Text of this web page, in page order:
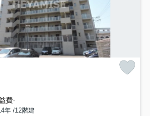
費-
年 /12階建